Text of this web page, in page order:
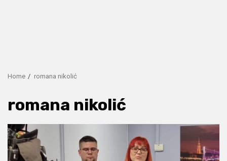
Home romana nikolić
romana nikolić